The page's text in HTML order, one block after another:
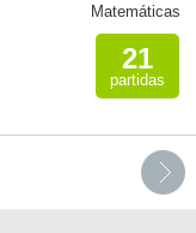
Matemáticas
21
partidas